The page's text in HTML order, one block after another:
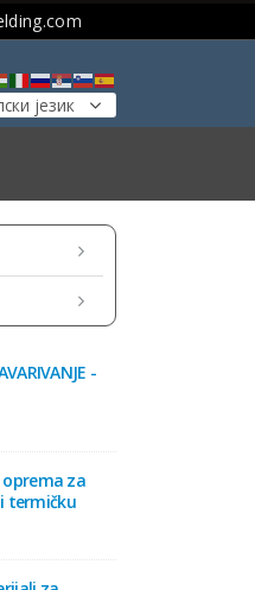
-
oprema za
termičku